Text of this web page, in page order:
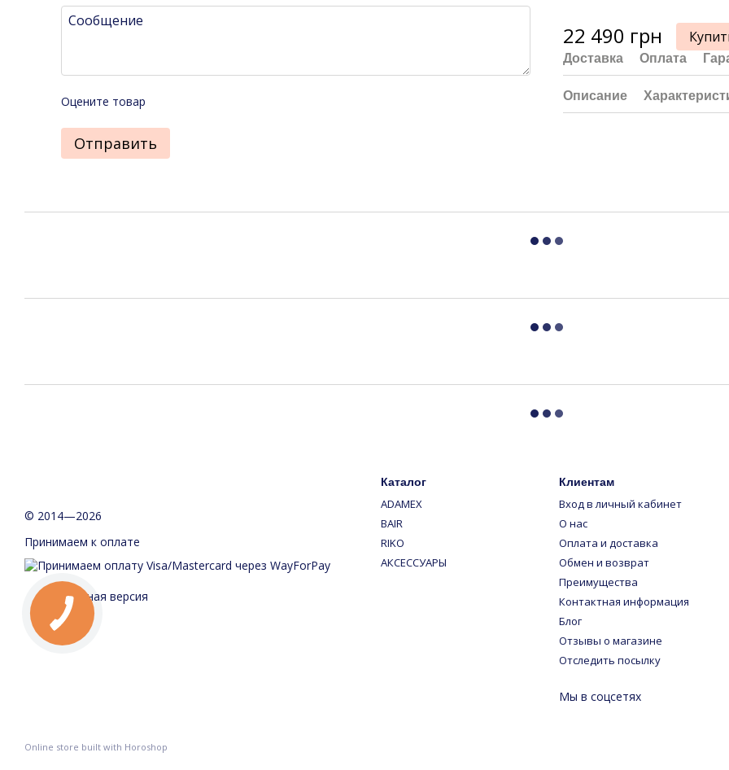
Оцените товар
Отправить
22 490 грн
Доставка Оплата
Описание
© 2014—2026
Принимаем к оплате
Мобильная версия
Online store built with Horoshop
Каталог
ADAMEX
BAIR
RIKO
АКСЕССУАРЫ
Клиентам
Вход в личный кабинет
О нас
Оплата и доставка
Обмен и возврат
Преимущества
Контактная информация
Блог
Отзывы о магазине
Отследить посылку
Мы в соцсетях